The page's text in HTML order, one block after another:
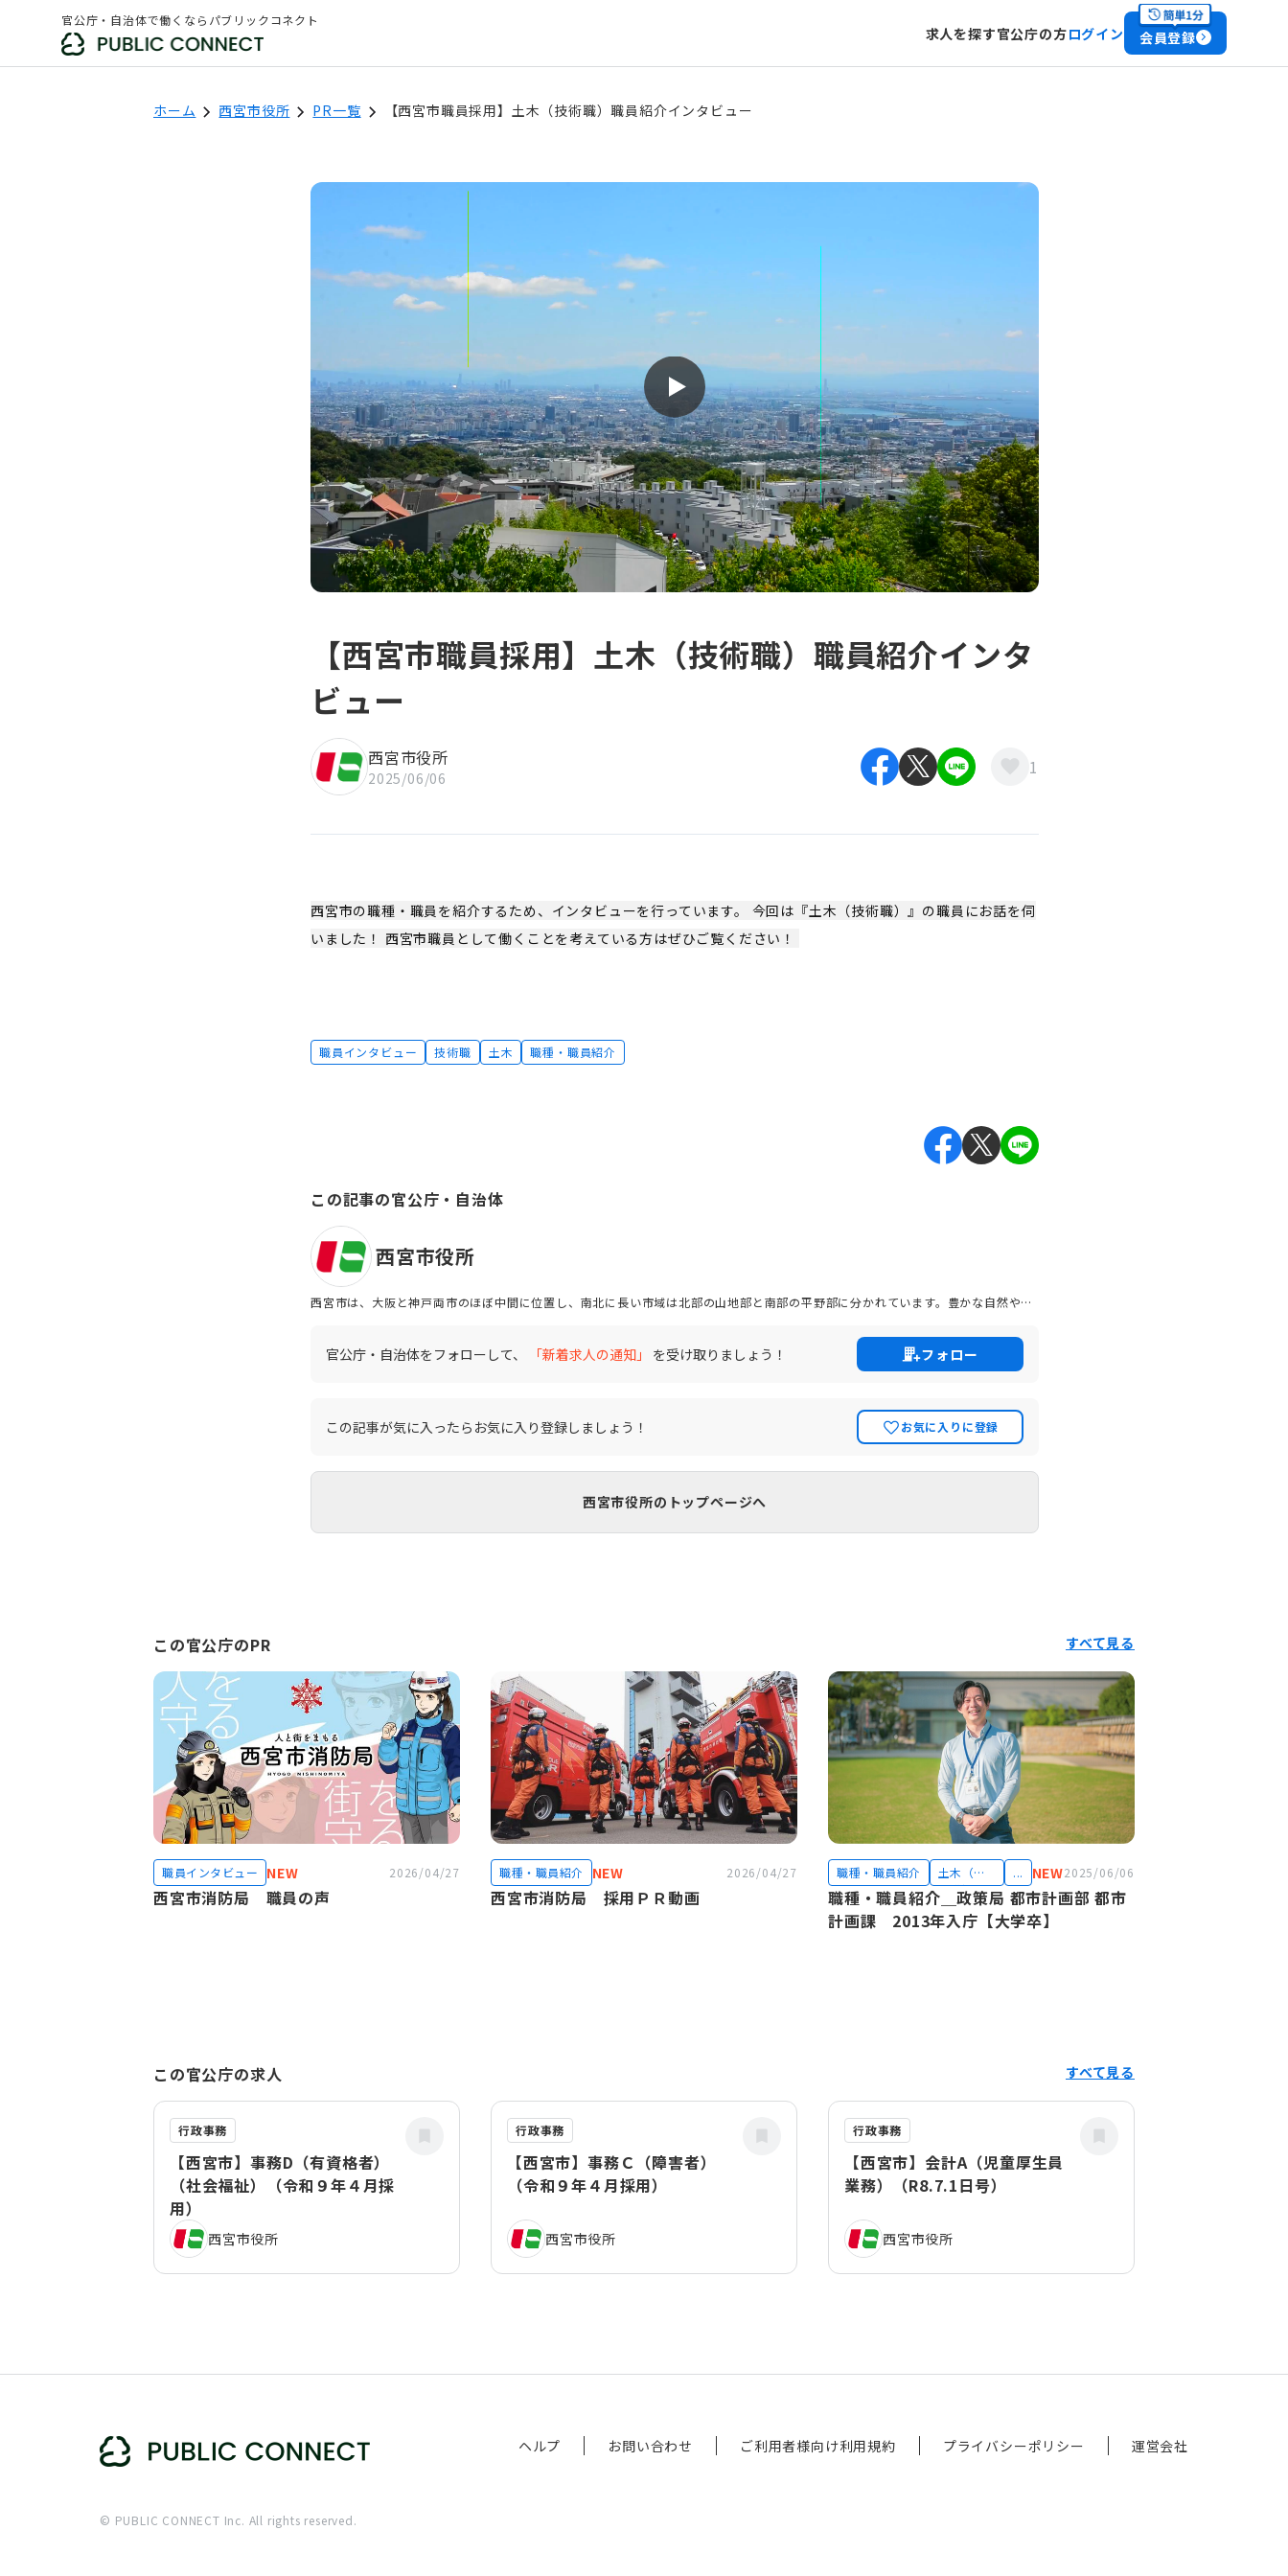
官公庁・自治体で働くならパブリックコネクト
求人を探す官公庁の方ログイン 会員登録
ホーム 西宮市役所 PR一覧 【西宮市職員採用】土木（技術職）職員紹介インタビュー
【西宮市職員採用】土木（技術職）職員紹介インタ
ビュー
西宮市役所
2025/06/06 1
西宮市の職種・職員を紹介するため、インタビューを行っています。 今回は『土木（技術職）』の職員にお話を伺
いました！ 西宮市職員として働くことを考えている方はぜひご覧ください！
職員インタビュー 技術職 土木 職種・職員紹介
この記事の官公庁・自治体
西宮市役所
西宮市は、大阪と神戸両市のほぼ中間に位置し、南北に長い市域は北部の山地部と南部の平野部に分かれています。豊かな自然や恵
す。 昭和 38 年に「文教住宅都市宣言」を行い、良好な住宅地と恵まれた教育環境を生かしたまちづくりを進めてきた西宮市です
が、令和7年に市制100周年を迎えます。 この記念すべき年を祝い、またその後の未来へと思いをつなげていく様々な記念事業を実
官公庁・自治体をフォローして、 「新着求人の通知」 を受け取りましょう！ フォロー
この記事が気に入ったらお気に入り登録しましょう！ お気に入りに登録
西宮市役所のトップページへ
この官公庁のPR すべて見る
西宮市消防局 職員の声
職員インタビュー NEW 2026/04/27
西宮市消防局 採用ＰＲ動画
職種・職員紹介 NEW 2026/04/27
職種・職員紹介＿政策局 都市計画部 都市
計画課 2013年入庁【大学卒】
職種・職員紹介
土木（技
術職）
... NEW2025/06/06
この官公庁の求人 すべて見る
行政事務
【西宮市】事務D（有資格者）
（社会福祉）（令和９年４月採
用）
西宮市役所
行政事務
【西宮市】事務Ｃ（障害者）
（令和９年４月採用）
西宮市役所
行政事務
【西宮市】会計A（児童厚生員
業務）（R8.7.1日号）
西宮市役所
ヘルプ お問い合わせ ご利用者様向け利用規約 プライバシーポリシー 運営会社
© PUBLIC CONNECT Inc. All rights reserved.